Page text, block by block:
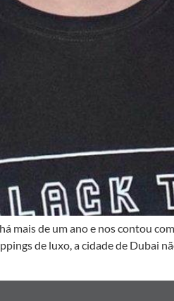
mais de um ano e nos contou
de luxo, a cidade de Dubai